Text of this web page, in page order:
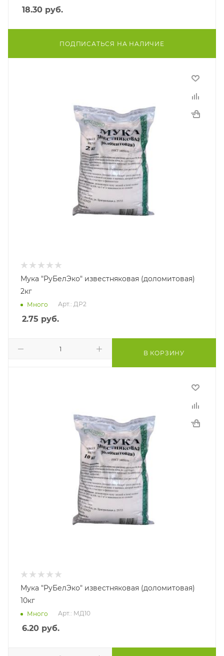
18.30 руб.
ПОДПИСАТЬСЯ НА НАЛИЧИЕ
Мука "РуБелЭко" известняковая (доломитовая)
2кг
Много Арт.: ДР2
2.75 руб.
В КОРЗИНУ
Мука "РуБелЭко" известняковая (доломитовая)
10кг
Много Арт.: МД10
6.20 руб.